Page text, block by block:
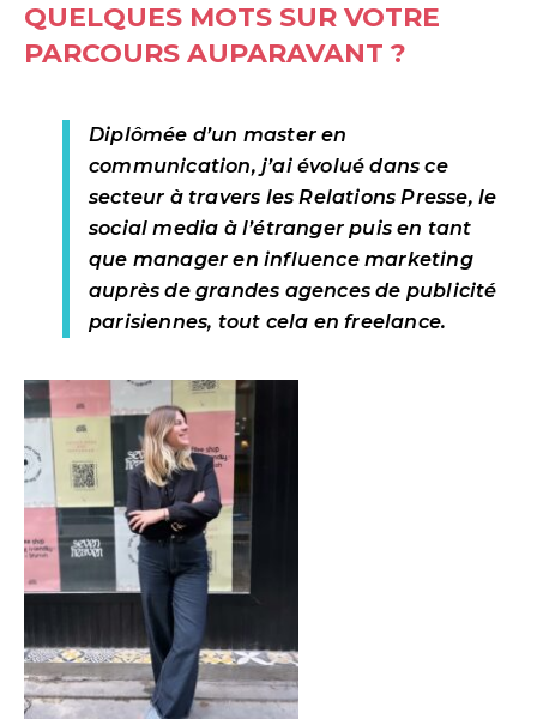
QUELQUES MOTS SUR VOTRE
PARCOURS AUPARAVANT ?
Diplômée d’un master en
communication, j’ai évolué dans ce
secteur à travers les Relations Presse, le
social media à l’étranger puis en tant
que manager en influence marketing
auprès de grandes agences de publicité
parisiennes, tout cela en freelance.